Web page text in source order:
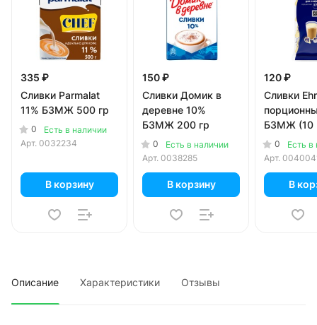
335 ₽
Сливки Parmalat
11% БЗМЖ 500 гр
0
Есть в наличии
Арт. 0032234
В корзину
150 ₽
Сливки Домик в
деревне 10%
БЗМЖ 200 гр
0
Есть в наличии
Арт. 0038285
В корзину
120 ₽
Сливки
БЗМЖ (10
гр)0
Есть в
Арт.
В
Описание Характеристики Отзывы